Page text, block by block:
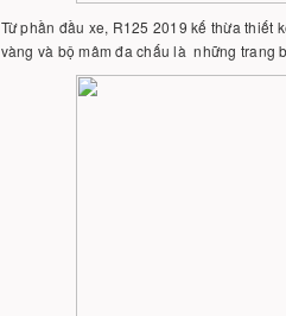
Từ phần đầu xe, R125 2019 kế thừa thiết
vàng và bộ mâm đa chấu là những trang